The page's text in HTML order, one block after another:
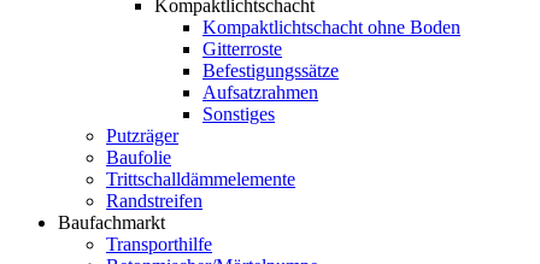
Kompaktlichtschacht
Kompaktlichtschacht ohne Boden
Gitterroste
Befestigungssätze
Aufsatzrahmen
Sonstiges
Putzräger
Baufolie
Trittschalldämmelemente
Randstreifen
Baufachmarkt
Transporthilfe